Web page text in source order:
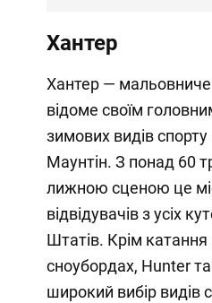
Хантер
Хантер — мальовниче
відоме своїм
зимових видів
Маунтін. З понад 60
лижною сценою це
відвідувачів з усіх
Штатів. Крім катання
сноубордах, Hunter
широкий вибір видів